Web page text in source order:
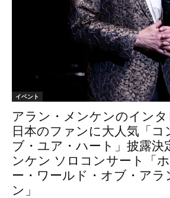
イベント
アラン・メンケンのインタ
日本のファンに大人気「コ
ブ・ユア・ハート」披露決
ンケン ソロコンサート「
ー・ワールド・オブ・アラ
ン」